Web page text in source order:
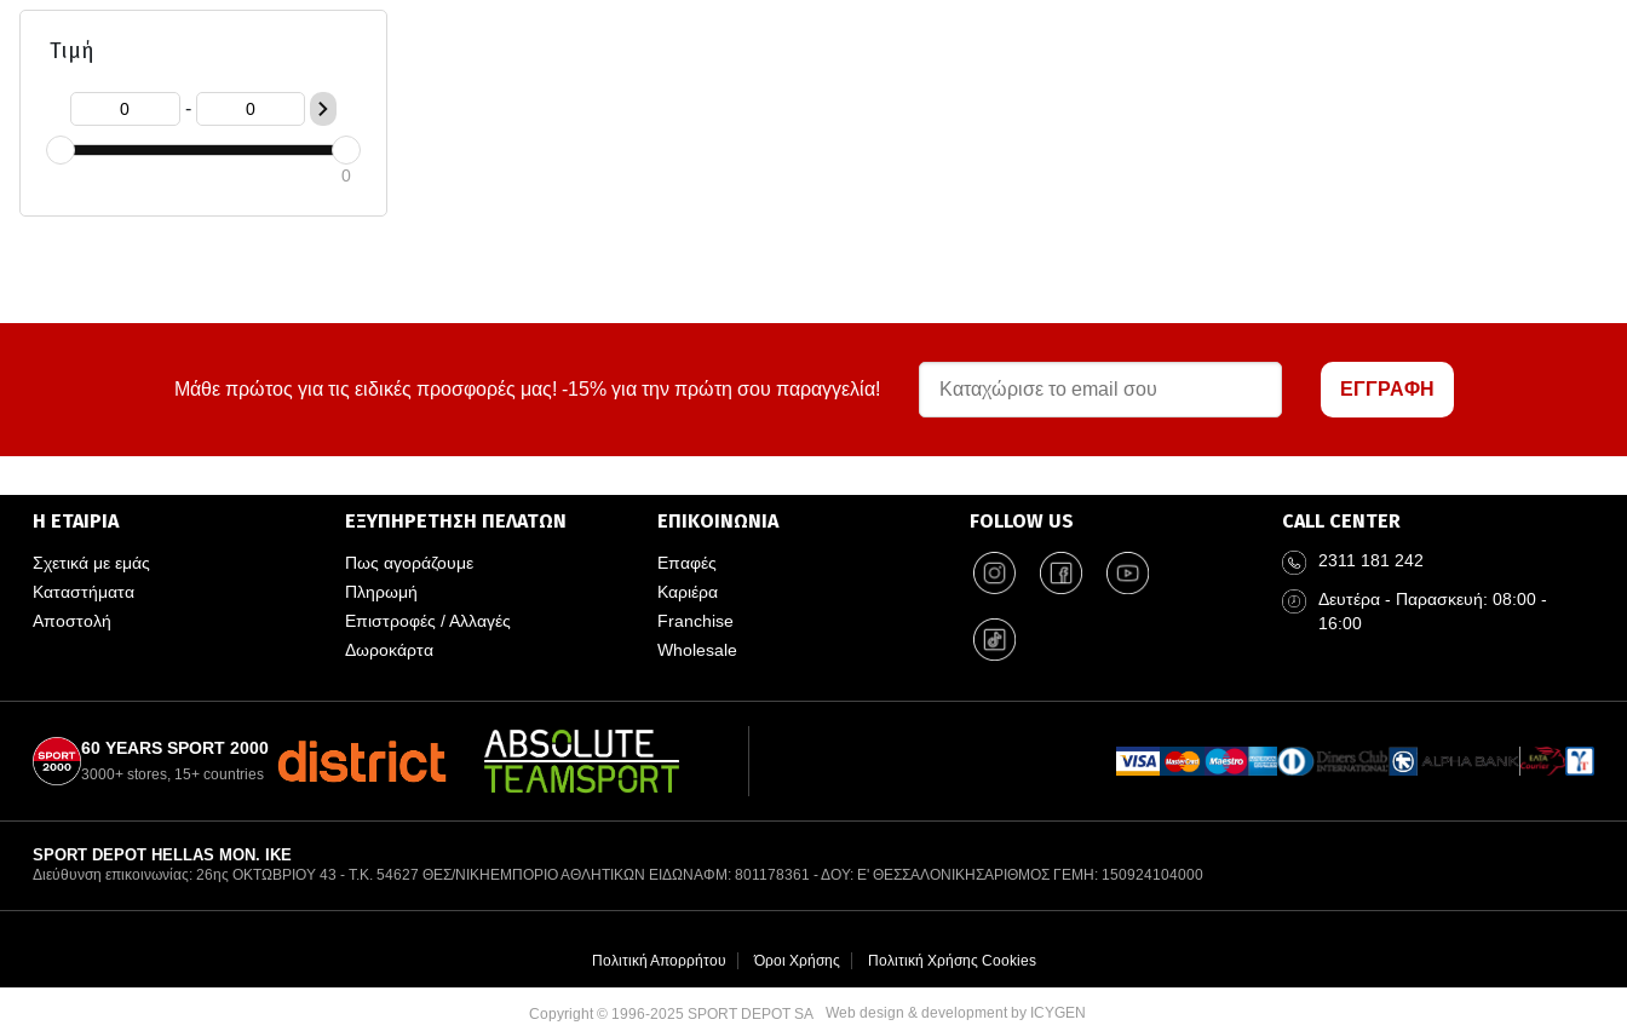
Τιμή
-
0
Μάθε πρώτος για τις ειδικές προσφορές μας! -15% για την πρώτη σου παραγγελία! ΕΓΓΡΑΦΗ
Η ΕΤΑΙΡΙΑ
Σχετικά με εμάς
Καταστήματα
Αποστολή
ΕΞΥΠΗΡΕΤΗΣΗ ΠΕΛΑΤΩΝ
Πως αγοράζουμε
Πληρωμή
Επιστροφές / Αλλαγές
Δωροκάρτα
ΕΠΙΚΟΙΝΩΝΙΑ
Επαφές
Καριέρα
Franchise
Wholesale
FOLLOW US CALL CENTER
2311 181 242
Δευτέρα - Παρασκευή: 08:00 -
16:00
60 YEARS SPORT 2000
3000+ stores, 15+ countries
SPORT DEPOT HELLAS ΜΟΝ. ΙΚΕ
Διεύθυνση επικοινωνίας: 26ης ΟΚΤΩΒΡΙΟΥ 43 - Τ.Κ. 54627 ΘΕΣ/ΝΙΚΗ ΕΜΠΟΡΙΟ ΑΘΛΗΤΙΚΩΝ ΕΙΔΩΝΑΦΜ: 801178361 - ΔΟΥ: Ε' ΘΕΣΣΑΛΟΝΙΚΗΣΑΡΙΘΜΟΣ ΓΕΜΗ: 150924104000
Πολιτική Απορρήτου Όροι Χρήσης Πολιτική Χρήσης Cookies
Copyright © 1996-2025 SPORT DEPOT SA Web design & development by ICYGEN